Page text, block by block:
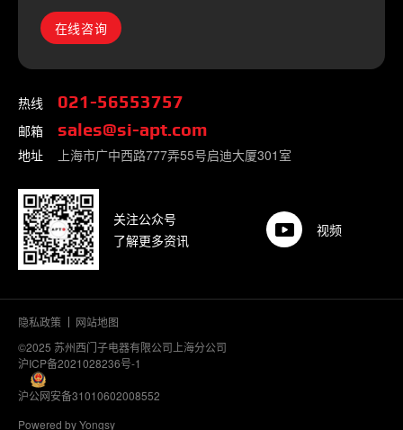
在线咨询
热线
021-56553757
邮箱
sales@si-apt.com
地址
上海市广中西路777弄55号启迪大厦301室
关注公众号
了解更多资讯
视频
©2025 苏州西门子电器有限公司上海分公司
沪ICP备2021028236号-1
沪公网安备31010602008552
Powered by Yongsy
隐私政策 网站地图